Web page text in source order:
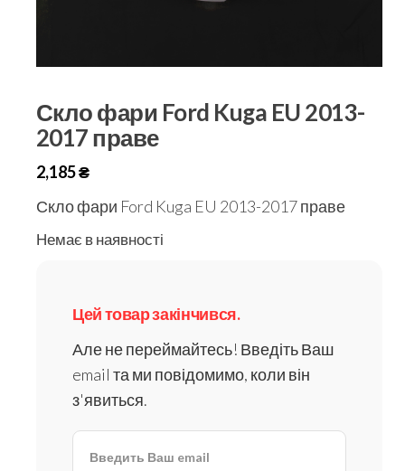
Скло фари Ford Kuga EU 2013-
2017 праве
2,185₴
Скло фари Ford Kuga EU 2013-2017 праве
Немає в наявності
Цей товар закінчився.
Але не переймайтесь! Введіть Ваш
email та ми повідомимо, коли він
з'явиться.